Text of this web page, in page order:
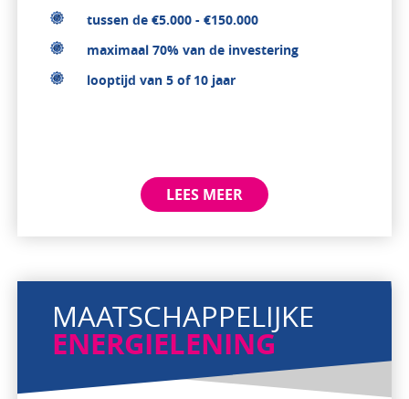
tussen de €5.000 - €150.000
maximaal 70% van de investering
looptijd van 5 of 10 jaar
LEES MEER
MAATSCHAPPELIJKE
ENERGIELENING